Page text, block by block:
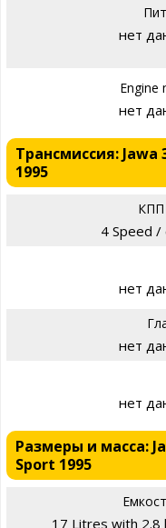
нет
Engine
нет
Трансмиссия: Jawa
1995
КПП
4 Speed /
нет
нет
нет
Размеры и масса:
Sport 1995
17 Litres with 2.8